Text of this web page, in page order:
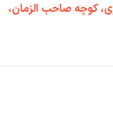
کوچه صاحب الزمان،